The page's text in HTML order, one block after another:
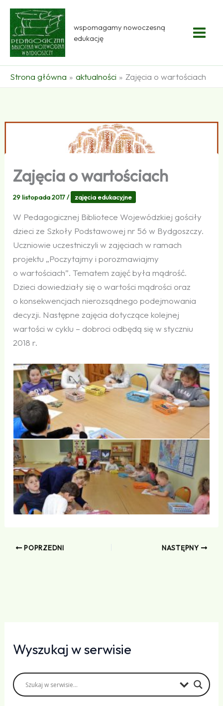
Przejdź
treści
wspomagamy nowoczesną
edukację
Strona główna aktualności Zajęcia o wartościach
Zajęcia o wartościach
29 listopada 2017/ zajęcia edukacyjne
W Pedagogicznej Bibliotece Wojewódzkiej gościły
dzieci ze Szkoły Podstawowej nr 56 w Bydgoszczy.
Uczniowie uczestniczyli w zajęciach w ramach
projektu „Poczytajmy i porozmawiajmy
o wartościach”. Tematem zajęć była mądrość.
Dzieci dowiedziały się o wartości mądrości oraz
o konsekwencjach nierozsądnego podejmowania
decyzji. Następne zajęcia dotyczące kolejnej
wartości w cyklu – dobroci odbędą się w styczniu
2018 r.
POPRZEDNI NASTĘPNY
Wyszukaj w serwisie